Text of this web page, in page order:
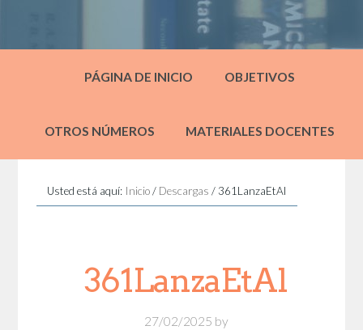
PÁGINA DE INICIO OBJETIVOS
OTROS NÚMEROS MATERIALES DOCENTES
Usted está aquí: Inicio / Descargas / 361LanzaEtAl
361LanzaEtAl
27/02/2025 by